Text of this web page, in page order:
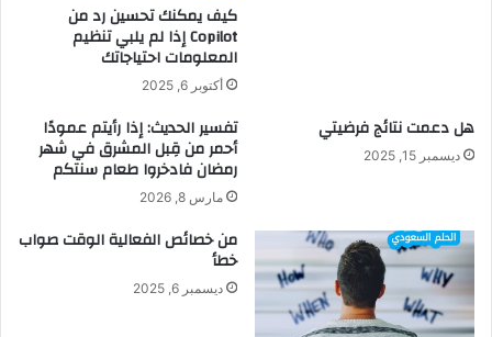
كيف يمكنك تحسين رد من
Copilot إذا لم يلبي تنظيم
المعلومات احتياجاتك
أكتوبر 6, 2025
هل دعمت نتائج فرضيتي
ديسمبر 15, 2025
تفسير الحديث: إذا رأيتم عمودًا
أحمر من قِبل المشرق في شهر
رمضان فادخروا طعام سنتكم
مارس 8, 2026
من خصائص الفعالية الوقت صواب
خطأ
ديسمبر 6, 2025